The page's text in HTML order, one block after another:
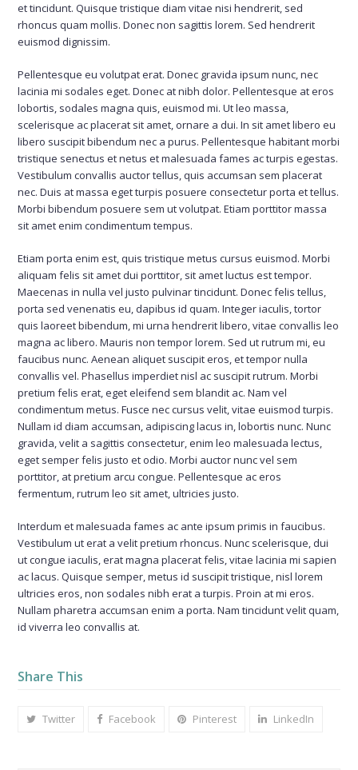
et tincidunt. Quisque tristique diam vitae nisi hendrerit, sed
rhoncus quam mollis. Donec non sagittis lorem. Sed hendrerit
euismod dignissim.
Pellentesque eu volutpat erat. Donec gravida ipsum nunc, nec
lacinia mi sodales eget. Donec at nibh dolor. Pellentesque at eros
lobortis, sodales magna quis, euismod mi. Ut leo massa,
scelerisque ac placerat sit amet, ornare a dui. In sit amet libero eu
libero suscipit bibendum nec a purus. Pellentesque habitant morbi
tristique senectus et netus et malesuada fames ac turpis egestas.
Vestibulum convallis auctor tellus, quis accumsan sem placerat
nec. Duis at massa eget turpis posuere consectetur porta et tellus.
Morbi bibendum posuere sem ut volutpat. Etiam porttitor massa
sit amet enim condimentum tempus.
Etiam porta enim est, quis tristique metus cursus euismod. Morbi
aliquam felis sit amet dui porttitor, sit amet luctus est tempor.
Maecenas in nulla vel justo pulvinar tincidunt. Donec felis tellus,
porta sed venenatis eu, dapibus id quam. Integer iaculis, tortor
quis laoreet bibendum, mi urna hendrerit libero, vitae convallis leo
magna ac libero. Mauris non tempor lorem. Sed ut rutrum mi, eu
faucibus nunc. Aenean aliquet suscipit eros, et tempor nulla
convallis vel. Phasellus imperdiet nisl ac suscipit rutrum. Morbi
pretium felis erat, eget eleifend sem blandit ac. Nam vel
condimentum metus. Fusce nec cursus velit, vitae euismod turpis.
Nullam id diam accumsan, adipiscing lacus in, lobortis nunc. Nunc
gravida, velit a sagittis consectetur, enim leo malesuada lectus,
eget semper felis justo et odio. Morbi auctor nunc vel sem
porttitor, at pretium arcu congue. Pellentesque ac eros
fermentum, rutrum leo sit amet, ultricies justo.
Interdum et malesuada fames ac ante ipsum primis in faucibus.
Vestibulum ut erat a velit pretium rhoncus. Nunc scelerisque, dui
ut congue iaculis, erat magna placerat felis, vitae lacinia mi sapien
ac lacus. Quisque semper, metus id suscipit tristique, nisl lorem
ultricies eros, non sodales nibh erat a turpis. Proin at mi eros.
Nullam pharetra accumsan enim a porta. Nam tincidunt velit quam,
id viverra leo convallis at.
Share This
Twitter Facebook Pinterest LinkedIn